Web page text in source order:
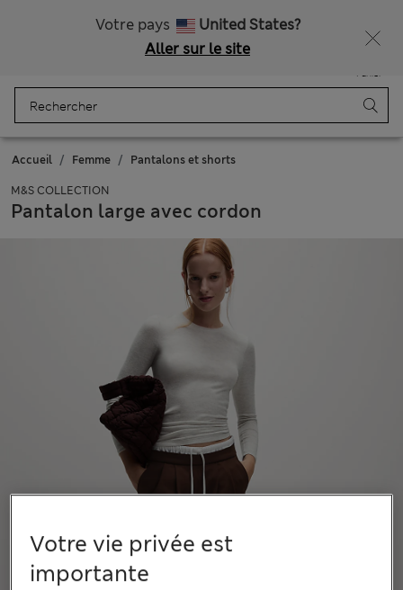
Votre pays
United States?
Aller sur le site
Panier
Accueil Femme Pantalons et shorts
M&S COLLECTION
Pantalon large avec cordon
Votre vie privée est
importante